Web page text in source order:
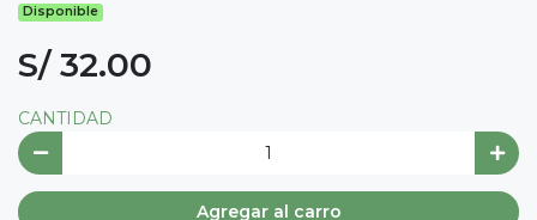
Disponible
S/ 32.00
CANTIDAD
Agregar al carro